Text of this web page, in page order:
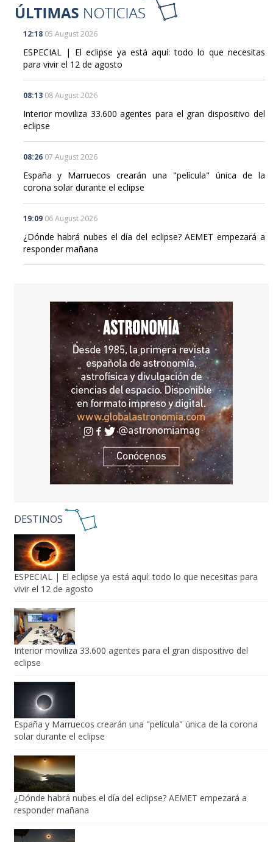
12:18 05 August 2026
ESPECIAL | El eclipse ya está aquí: todo lo que necesitas
para vivir el 12 de agosto
08:13
Interior moviliza 33.600 agentes para el gran dispositivo del
08:26
España y Marruecos crearán una "película" única de la
corona solar durante el eclipse
¿Dónde habrá nubes el día del eclipse? AEMET empezará a
responder mañana
ESPECIAL | El eclipse ya está aquí: todo lo que necesitas para
vivir el 12 de agosto
Interior moviliza 33.600 agentes para el gran dispositivo del
eclipse
España y Marruecos crearán una "película" única de la corona
solar durante el eclipse
¿Dónde habrá nubes el día del eclipse? AEMET empezará a
responder mañana